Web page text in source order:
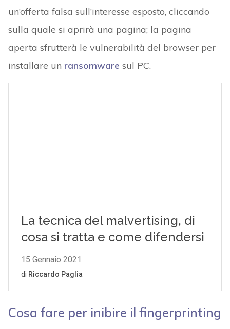
un’offerta falsa sull’interesse esposto, cliccando
sulla quale si aprirà una pagina; la pagina
aperta sfrutterà le vulnerabilità del browser per
installare un ransomware sul PC.
Cosa fare per inibire il fingerprinting